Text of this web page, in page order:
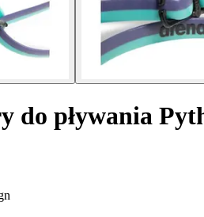
do pływania